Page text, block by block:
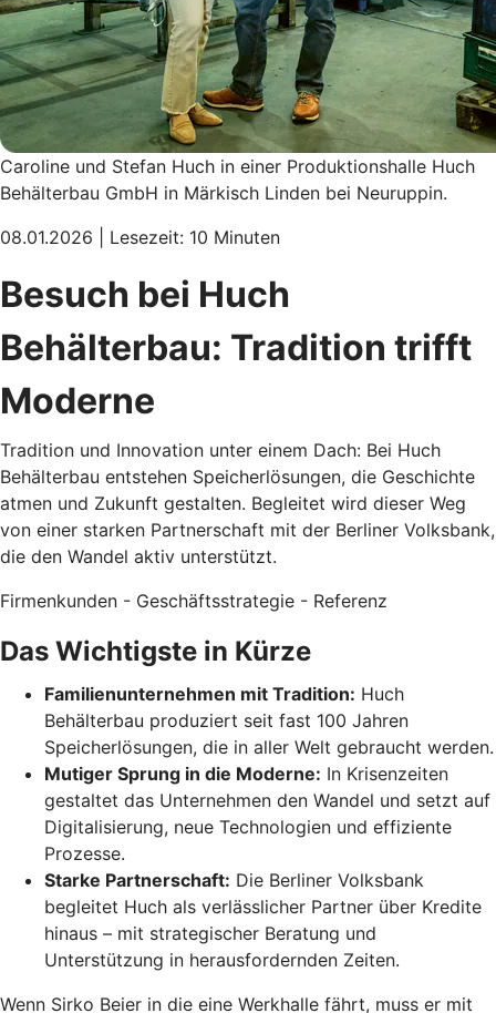
Caroline und Stefan Huch in einer Produktionshalle Huch
Behälterbau GmbH in Märkisch Linden bei Neuruppin.
08.01.2026 | Lesezeit: 10 Minuten
Besuch bei Huch
Behälterbau: Tradition trifft
Moderne
Tradition und Innovation unter einem Dach: Bei Huch
Behälterbau entstehen Speicherlösungen, die Geschichte
atmen und Zukunft gestalten. Begleitet wird dieser Weg
von einer starken Partnerschaft mit der Berliner Volksbank,
die den Wandel aktiv unterstützt.
Firmenkunden - Geschäftsstrategie - Referenz
Das Wichtigste in Kürze
Familienunternehmen mit Tradition: Huch
Behälterbau produziert seit fast 100 Jahren
Speicherlösungen, die in aller Welt gebraucht werden.
Mutiger Sprung in die Moderne: In Krisenzeiten
gestaltet das Unternehmen den Wandel und setzt auf
Digitalisierung, neue Technologien und effiziente
Prozesse.
Starke Partnerschaft: Die Berliner Volksbank
begleitet Huch als verlässlicher Partner über Kredite
hinaus – mit strategischer Beratung und
Unterstützung in herausfordernden Zeiten.
Wenn Sirko Beier in die eine Werkhalle fährt, muss er mit